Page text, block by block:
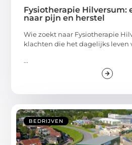
Fysiotherapie Hilversum:
naar pijn en herstel
Wie zoekt naar Fysiotherapie
klachten die het dagelijks leven
...
BEDRIJVEN